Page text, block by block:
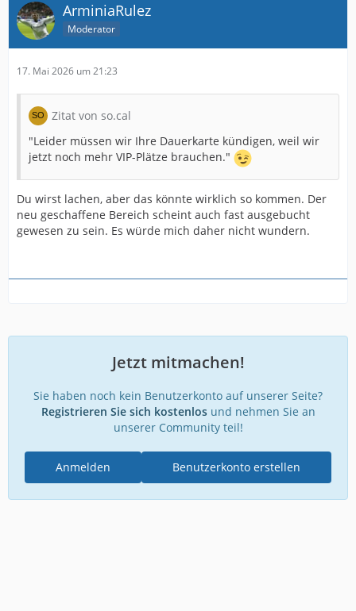
ArminiaRulez
Moderator
17. Mai 2026 um 21:23
Zitat von so.cal
"Leider müssen wir Ihre Dauerkarte kündigen, weil wir
jetzt noch mehr VIP-Plätze brauchen."
Du wirst lachen, aber das könnte wirklich so kommen. Der
neu geschaffene Bereich scheint auch fast ausgebucht
gewesen zu sein. Es würde mich daher nicht wundern.
Jetzt mitmachen!
Sie haben noch kein Benutzerkonto auf unserer Seite?
Registrieren Sie sich kostenlosund nehmen Sie an
unserer Community teil!
Benutzerkonto erstellen
Anmelden